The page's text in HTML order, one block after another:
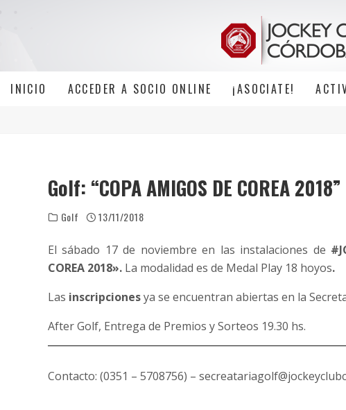
INICIO ACCEDER A SOCIO ONLINE ¡ASOCIATE!
Golf: “COPA AMIGOS DE COREA 2018”
Golf 13/11/2018
El sábado 17 de noviembre en las instalaciones de
COREA 2018». La modalidad es de Medal Play 18 hoyos.
Las inscripcionesya se encuentran abiertas en la
After Golf, Entrega de Premios y Sorteos 19.30 hs.
Contacto: (0351 – 5708756) –